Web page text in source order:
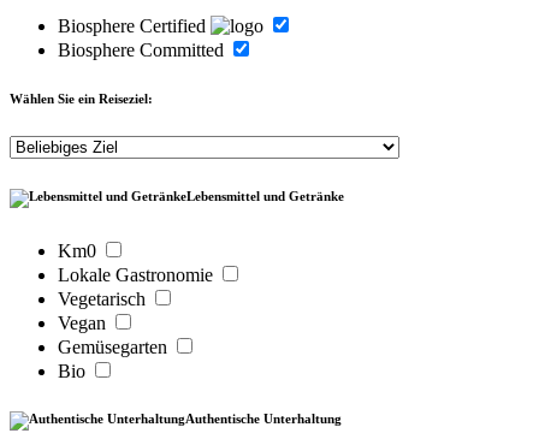
Biosphere Certified
Biosphere Committed
Wählen Sie ein Reiseziel:
Lebensmittel und Getränke
Km0
Lokale Gastronomie
Vegetarisch
Vegan
Gemüsegarten
Bio
Authentische Unterhaltung